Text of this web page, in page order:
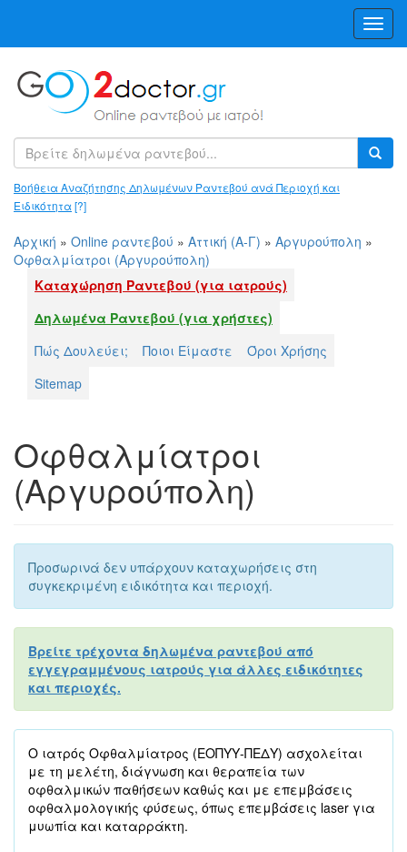
Βοήθεια Αναζήτησης Δηλωμένων Ραντεβού ανά Περιοχή και
Ειδικότητα[?]
Αρχική » Online ραντεβού » Αττική (Α-Γ) » Αργυρούπολη »
Οφθαλμίατροι (Αργυρούπολη)
Καταχώρηση Ραντεβού (για ιατρούς)
Δηλωμένα Ραντεβού (για χρήστες)
Πώς Δουλεύει;
Ποιοι Είμαστε
Όροι Χρήσης
Sitemap
Οφθαλμίατροι
(Αργυρούπολη)
Προσωρινά δεν υπάρχουν καταχωρήσεις στη
συγκεκριμένη ειδικότητα και περιοχή.
Βρείτε τρέχοντα δηλωμένα ραντεβού από
εγγεγραμμένους ιατρούς για άλλες ειδικότητες
και περιοχές.
Ο ιατρός Οφθαλμίατρος (ΕΟΠΥΥ-ΠΕΔΥ) ασχολείται
με τη μελέτη, διάγνωση και θεραπεία των
οφθαλμικών παθήσεων καθώς και με επεμβάσεις
οφθαλμολογικής φύσεως, όπως επεμβάσεις laser για
μυωπία και καταρράκτη.